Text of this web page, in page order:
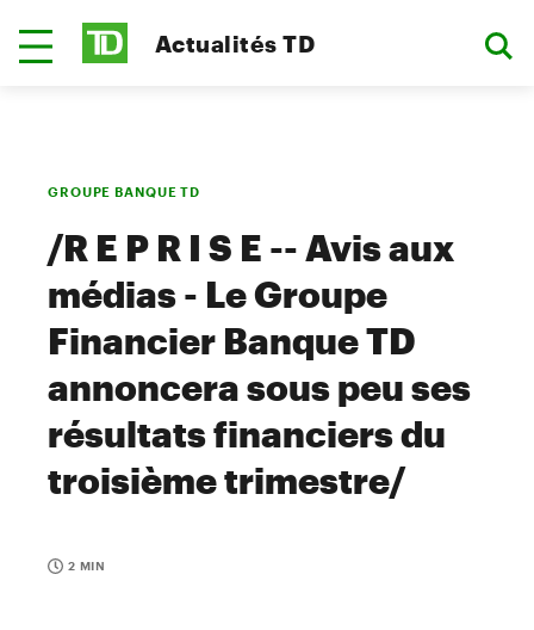
Actualités TD
GROUPE BANQUE TD
/R E P R I S E -- Avis aux
médias - Le Groupe
Financier Banque TD
annoncera sous peu ses
résultats financiers du
troisième trimestre/
2 MIN